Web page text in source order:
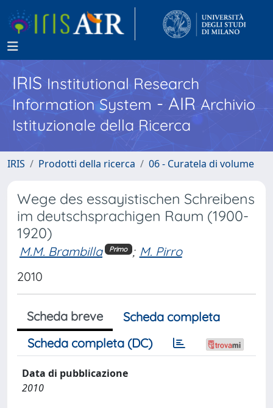
IRISInstitutional Research
Information System - AIR Archivio
Istituzionale della Ricerca
IRIS Prodotti della ricerca 06 - Curatela di volume
Wege des essayistischen Schreibens
im deutschsprachigen Raum (1900-
1920)
M.M. Brambilla Primo ; M. Pirro
2010
Scheda breve
Scheda completa
Scheda completa (DC)
Data di pubblicazione
2010